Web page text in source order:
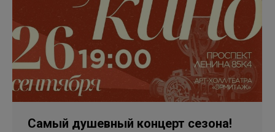
Самый душевный концерт сезона!